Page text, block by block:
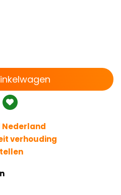
Nederland
verhouding